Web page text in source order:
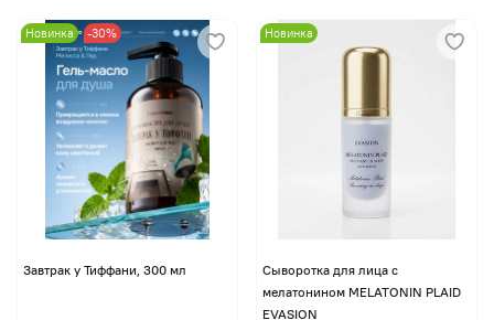
Новинка -30%
Завтрак у Тиффани, 300 мл
Новинка
Сыворотка для лица с
мелатонином MELATONIN PLAID
EVASION